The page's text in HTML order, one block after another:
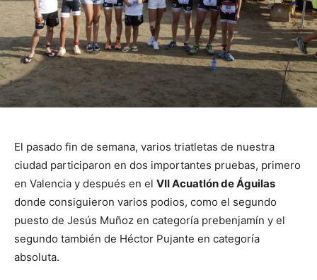
El pasado fin de semana, varios triatletas de nuestra
ciudad participaron en dos importantes pruebas, primero
en Valencia y después en el VII Acuatlón de Águilas
donde consiguieron varios podios, como el segundo
puesto de Jesús Muñoz en categoría prebenjamín y el
segundo también de Héctor Pujante en categoría
absoluta.